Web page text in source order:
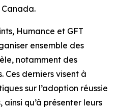
Canada.
Humance et GFT
ensemble des
notamment des
Ces derniers visent à
sur l’adoption réussie
qu’à présenter leurs